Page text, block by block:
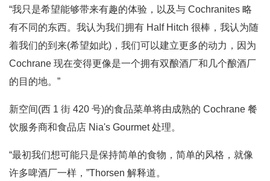
“我只是希望能够带来有趣的体验，以及与 Cochranites 略
有不同的东西。我认为我们拥有 Half Hitch 很棒，我认为随
着我们的到来(希望如此)，我们可以建立更多的动力，因为
Cochrane 现在变得更像是一个拥有双酿酒厂和几个酿酒厂
的目的地。”
新空间(西 1 街 420 号)的食品菜单将由成熟的 Cochrane 餐
饮服务商和食品店 Nia's Gourmet 处理。
“最初我们想可能只是保持简单的食物，简单的风格，就像
许多啤酒厂一样，”Thorsen 解释道。